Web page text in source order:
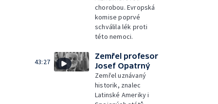
chorobou. Evropská
komise poprvé
schválila lék proti
této nemoci.
43:27
Zemřel profesor
Josef Opatrný
Zemřel uznávaný
historik, znalec
Latinské Ameriky i